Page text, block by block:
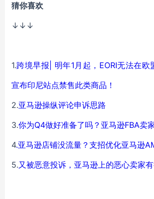
猜你喜欢
↓↓↓
1.跨境早报| 明年1月起，EORI无法在欧
宣布印尼站点禁售此类商品！
2.亚马逊操纵评论申诉思路
3.你为Q4做好准备了吗？亚马逊FBA卖
4.亚马逊店铺没流量？支招优化亚马逊
5.又被恶意投诉，亚马逊上的恶心卖家有